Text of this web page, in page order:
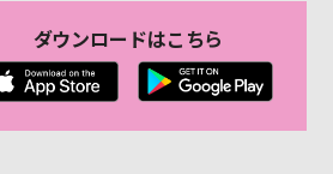
ダウンロードはこちら